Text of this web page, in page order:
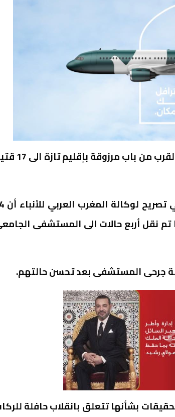
ارتفع ضحايا حادثة انقلاب حافلة لنقل الركاب مساء أمس
وأوضح مدير المركز
تم نقل أربع حالات الى المستشفى
جرحى المستشفى بعد تحسن حالتهم.
بشأنها تتعلق بانقلاب حافلة